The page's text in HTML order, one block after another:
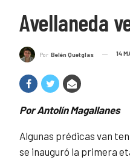
Avellaneda
Por Belén Quetglas 14
Por Antolín Magallanes
Algunas prédicas van
se inauguró la primera